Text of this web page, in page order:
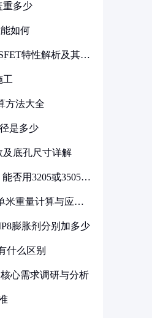
重多少
如何
特性解析及其在
工
方法大全
是多少
及底孔尺寸详解
否用3205或3505代
米重量计算与应用
膨胀剂分别加多少
什么区别
心需求调研与分析